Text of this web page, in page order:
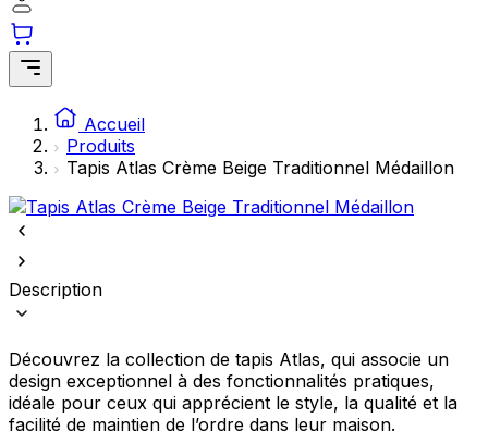
Accueil
Produits
Tapis Atlas Crème Beige Traditionnel Médaillon
Description
Découvrez la collection de tapis Atlas, qui associe un
design exceptionnel à des fonctionnalités pratiques,
idéale pour ceux qui apprécient le style, la qualité et la
facilité de maintien de l’ordre dans leur maison.
comme votre langue préférée ou la région dans laquelle vous vous
trouvez.
Statistiques
Les cookies statistiques aident les propriétaires de sites web à
comprendre comment les visiteurs interagissent avec les sites en
collectant et en rapportant des informations de manière anonyme.
Marketing
engageantes pour l'utilisateur individuel et, par conséquent, plus
précieuses pour les éditeurs et les annonceurs tiers.
Non classés
Les cookies non classés sont des cookies qui sont en processus de
classification, en collaboration avec les fournisseurs de cookies
individuels.